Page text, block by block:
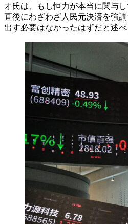
オ氏は、もし恒力が本当に関与
直後にわざわざ人民元決済を強
出す必要はなかったはずだと述べ